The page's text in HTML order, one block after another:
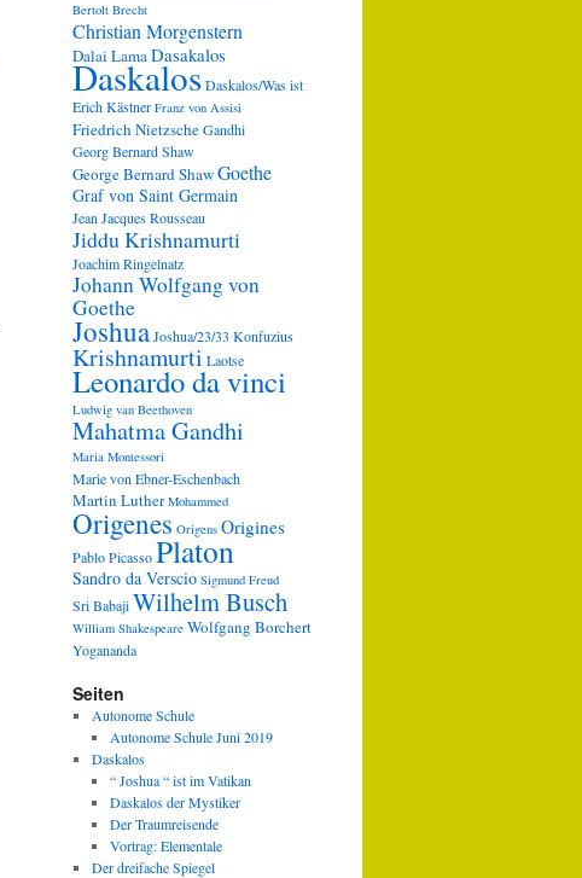
Bertolt Brecht
Christian Morgenstern
Dalai LamaDasakalos
DaskalosDaskalos/Was ist
Erich Kästner Franz von Assisi
Friedrich NietzscheGandhi
Georg Bernard Shaw
George Bernard ShawGoethe
Graf von Saint Germain
Jean Jacques Rousseau
Jiddu Krishnamurti
Joachim Ringelnatz
Johann Wolfgang von
Goethe
JoshuaJoshua/23/33 Konfuzius
Krishnamurti Laotse
Leonardo da vinci
Ludwig van Beethoven
Mahatma Gandhi
Maria Montessori
Marie von Ebner-Eschenbach
Martin Luther Mohammed
Origenes Origens Origines
Pablo PicassoPlaton
Sandro da Verscio Sigmund Freud
Sri BabajiWilhelm Busch
William Shakespeare Wolfgang Borchert
Yogananda
Seiten
Autonome Schule
Autonome Schule Juni 2019
Daskalos
“ Joshua “ ist im Vatikan
Daskalos der Mystiker
Der Traumreisende
Vortrag: Elementale
Der dreifache Spiegel